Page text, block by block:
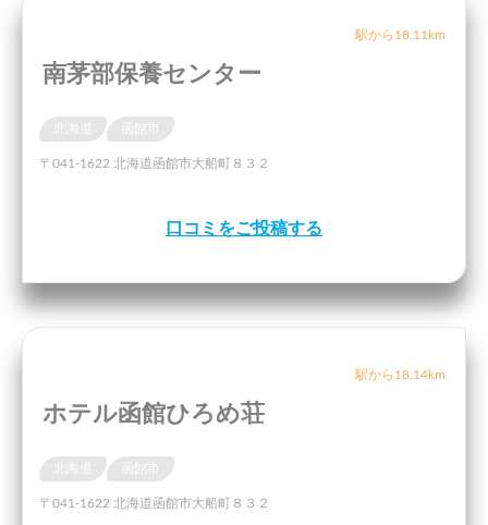
駅から18.11km
南茅部保養センター
〒041-1622 北海道函館市大船町８３２
口コミをご投稿する
駅から18.14km
ホテル函館ひろめ荘
〒041-1622 北海道函館市大船町８３２